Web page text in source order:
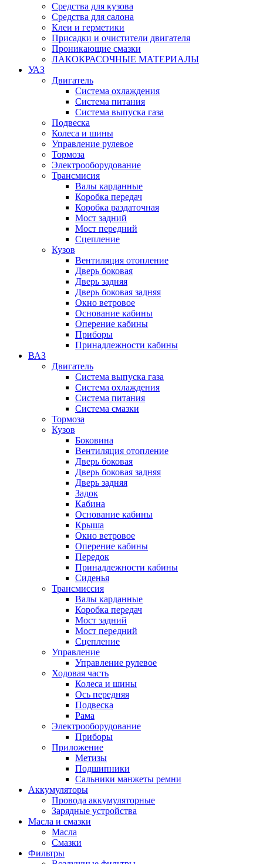
Средства для кузова
Средства для салона
Клеи и герметики
Присадки и очистители двигателя
Проникающие смазки
ЛАКОКРАСОЧНЫЕ МАТЕРИАЛЫ
УАЗ
Двигатель
Система охлаждения
Система питания
Система выпуска газа
Подвеска
Колеса и шины
Управление рулевое
Тормоза
Электрооборудование
Трансмисия
Валы карданные
Коробка передач
Коробка раздаточная
Мост задний
Мост передний
Сцепление
Кузов
Вентиляция отопление
Дверь боковая
Дверь задняя
Дверь боковая задняя
Окно ветровое
Основание кабины
Оперение кабины
Приборы
Принадлежности кабины
ВАЗ
Двигатель
Система выпуска газа
Система охлаждения
Система питания
Система смазки
Тормоза
Кузов
Боковина
Вентиляция отопление
Дверь боковая
Дверь боковая задняя
Дверь задняя
Задок
Кабина
Основание кабины
Крыша
Окно ветровое
Оперение кабины
Передок
Принадлежности кабины
Сиденья
Трансмиссия
Валы карданные
Коробка передач
Мост задний
Мост передний
Сцепление
Управление
Управление рулевое
Ходовая часть
Колеса и шины
Ось передняя
Подвеска
Рама
Электрооборудование
Приборы
Приложение
Метизы
Подшипники
Сальники манжеты ремни
Аккумуляторы
Провода аккумуляторные
Зарядные устройства
Масла и смазки
Масла
Смазки
Фильтры